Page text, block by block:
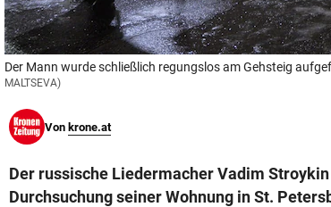
Der Mann wurde schließlich regungslos am Gehsteig
MALTSEVA)
Von krone.at
Der russische Liedermacher Vadim
Durchsuchung seiner Wohnung in St.